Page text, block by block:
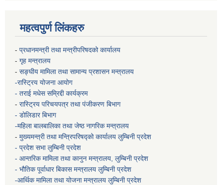
महत्वपुर्ण लिंकहरु
- प्रधानमन्त्री तथा मन्त्रीपरिषदको कार्यालय
- गृह मन्त्रालय
- सङ्घीय मामिला तथा सामान्य प्रशासन मन्त्रालय
-रास्ट्रिय योजना आयोग
- तराई मधेस सम्रिद्दी कार्यक्रम
- रास्ट्रिय परिचयपत्र तथा पंजीकरण बिभाग
- डोलिडार बिभाग
-महिला बालबालिका तथा जेष्ठ नागरिक मन्त्रालय
- मुख्यमन्त्री तथा मन्त्रिपरिषद्को कार्यालय लुम्बिनी प्रदेश
- प्रदेश सभा लुम्बिनी प्रदेश
- आन्तरिक मामिला तथा कानुन मन्त्रालय, लुम्बिनी प्रदेश
- भौतिक पूर्वाधार बिकास मन्त्रालय लुम्बिनी प्रदेश
-आर्थिक मामिला तथा योजना मन्त्रालय लुम्बिनी प्रदेश